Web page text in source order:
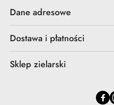
Dane adresowe
Dostawa i płatności
Sklep zielarski